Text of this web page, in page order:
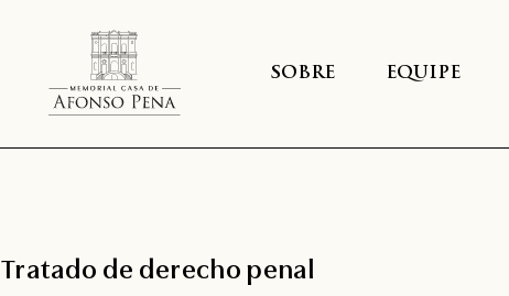
SOBRE EQUIPE
Tratado de derecho penal